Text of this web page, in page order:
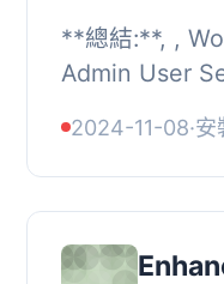
**總結:**, ,
Admin User
供更全面的搜
員可以透過使...
2024-11-08·安